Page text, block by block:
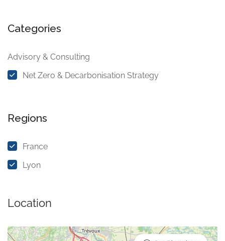
Categories
Advisory & Consulting
Net Zero & Decarbonisation Strategy
Regions
France
Lyon
Location